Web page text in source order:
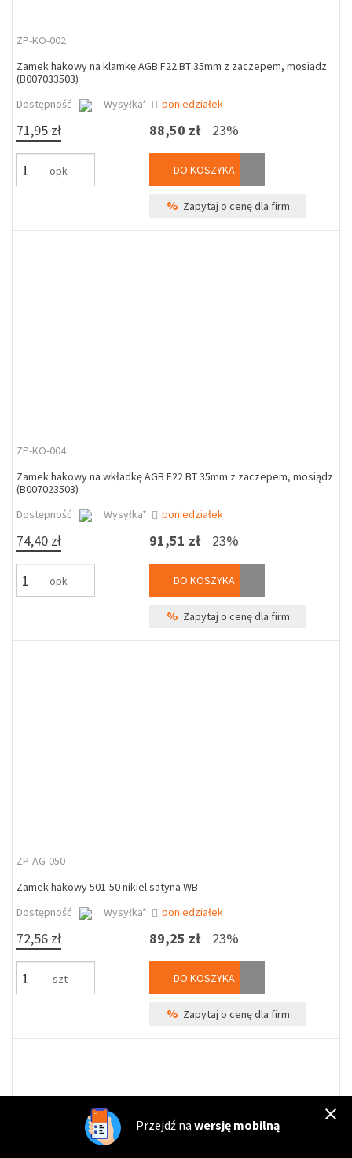
ZP-KO-002
Zamek hakowy na klamkę AGB F22 BT 35mm z zaczepem, mosiądz
(B007033503)
Dostępność
Wysyłka*: poniedziałek
71,95 zł
opk
88,50 zł 23%
DO KOSZYKA
% Zapytaj o cenę dla firm
ZP-KO-004
Zamek hakowy na wkładkę AGB F22 BT 35mm z zaczepem, mosiądz
(B007023503)
Dostępność
Wysyłka*: poniedziałek
74,40 zł
opk
91,51 zł 23%
DO KOSZYKA
% Zapytaj o cenę dla firm
ZP-AG-050
Zamek hakowy 501-50 nikiel satyna WB
Dostępność
Wysyłka*: poniedziałek
72,56 zł
szt
89,25 zł 23%
DO KOSZYKA
% Zapytaj o cenę dla firm
Przejdź na wersję mobilną